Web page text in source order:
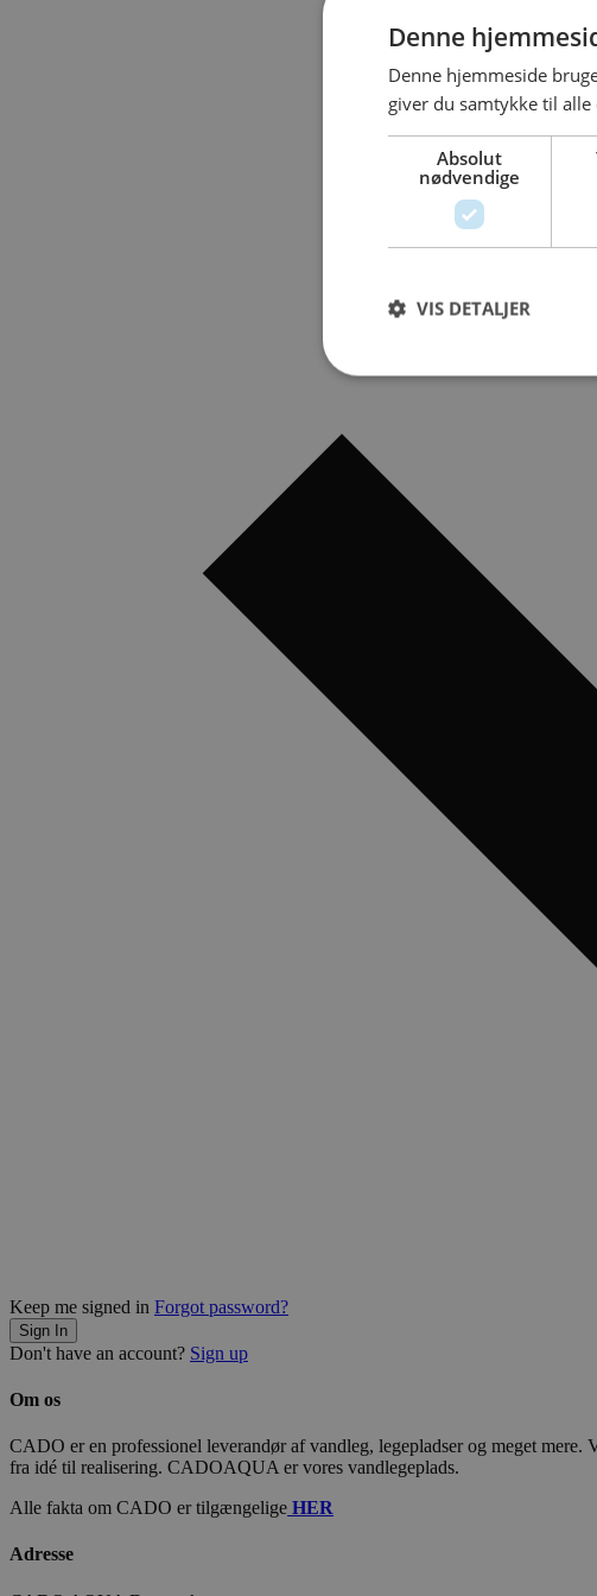
Keep me signed in Forgot password?
Sign In
Don't have an account? Sign up
Om os
CADO er en professionel leverandør af vandleg, legepladser og meget
fra idé til realisering. CADOAQUA er vores vandlegeplads.
Alle fakta om CADO er tilgængelige HER
Adresse
Denne
Denne hjemmeside
giver du samtykke til
Absolut
nødvendige
VIS DETALJER